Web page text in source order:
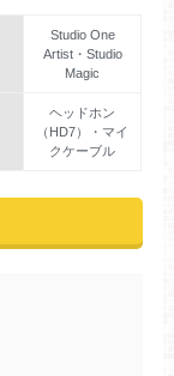
Studio One
Artist・Studio
Magic
ヘッドホン
（HD7）・マイ
クケーブル